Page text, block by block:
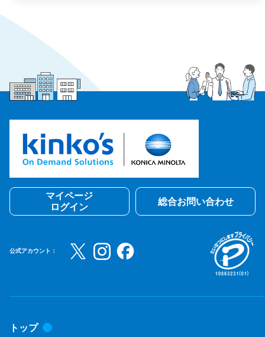
マイページ
ログイン
総合お問い合わせ
公式アカウント：
トップ